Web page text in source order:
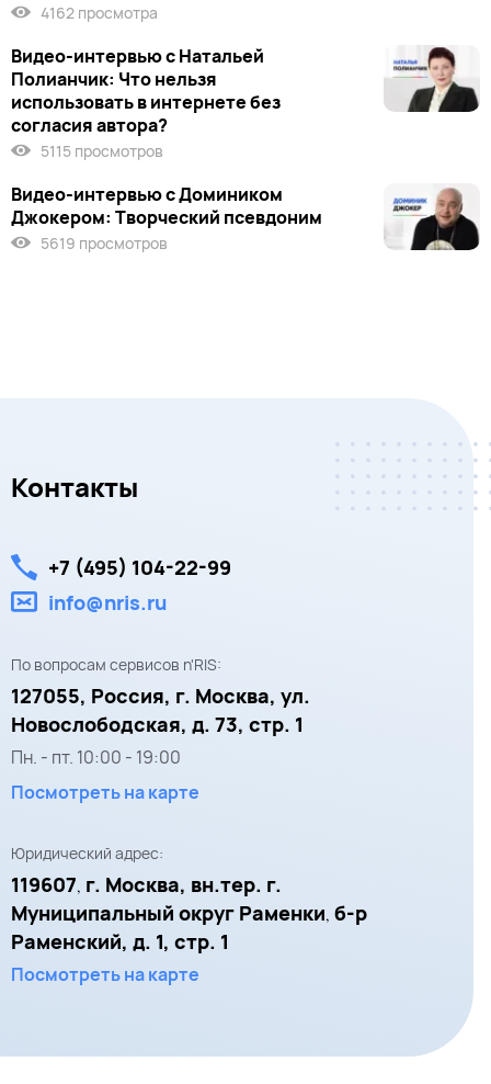
4162 просмотра
Видео-интервью с Натальей
Полианчик: Что нельзя
использовать в интернете без
согласия автора?
5115 просмотров
Видео-интервью с Домиником
Джокером: Творческий псевдоним
5619 просмотров
Контакты
+7 (495) 104-22-99
info@nris.ru
По вопросам сервисов n'RIS:
127055, Россия, г. Москва, ул.
Новослободская, д. 73, стр. 1
Пн. - пт. 10:00 - 19:00
Посмотреть на карте
Юридический адрес:
119607, г. Москва, вн.тер. г.
Муниципальный округ Раменки, б-р
Раменский, д. 1, стр. 1
Посмотреть на карте